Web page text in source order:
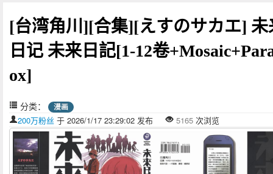
[台湾角川][合集][えすのサカエ] 未
日记 未来日記[1-12卷
ox]
分类： 漫画
200万粉丝 于 2026/1/17 23:29:02 发布 5165 次浏览